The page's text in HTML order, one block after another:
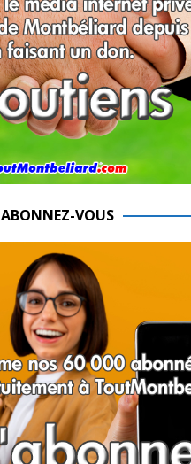
ABONNEZ-VOUS